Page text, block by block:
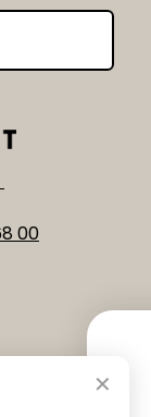
00
Informasjon
✕